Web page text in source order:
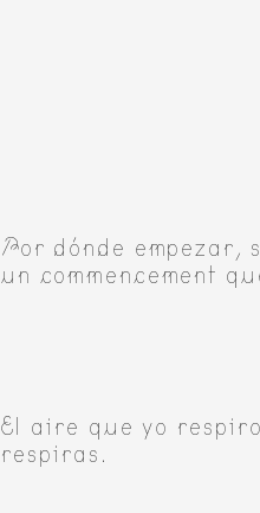
Por dónde empezar,
un commencement
El aire que yo
respiras.